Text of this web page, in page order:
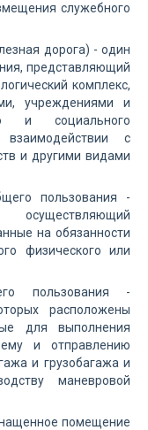
служебного
дорога) - один
представляющий
комплекс,
учреждениями и
и социального
с
и другими видами
пользования -
на обязанности
физического или
пользования -
расположены
для выполнения
и отправлению
и грузобагажа и
маневровой
помещение